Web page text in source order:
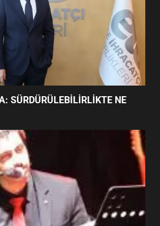
SATRANÇ
KAYITLARI NEYİ
BELEDİYESPOR’DA
YÖNETİM NASIL
SÜRDÜRÜLEBİLİRLİKTE NE